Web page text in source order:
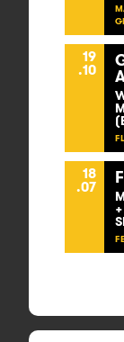
19
.10
18
.07